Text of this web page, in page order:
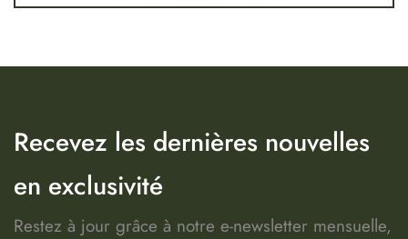
Recevez les dernières nouvelles
en exclusivité
Restez à jour grâce à notre e-newsletter mensuelle,